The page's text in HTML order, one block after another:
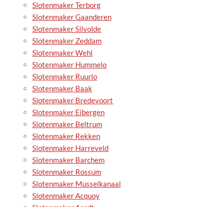
Slotenmaker Terborg
Slotenmaker Gaanderen
Slotenmaker Silvolde
Slotenmaker Zeddam
Slotenmaker Wehl
Slotenmaker Hummelo
Slotenmaker Ruurlo
Slotenmaker Baak
Slotenmaker Bredevoort
Slotenmaker Eibergen
Slotenmaker Beltrum
Slotenmaker Rekken
Slotenmaker Harreveld
Slotenmaker Barchem
Slotenmaker Rossum
Slotenmaker Musselkanaal
Slotenmaker Acquoy